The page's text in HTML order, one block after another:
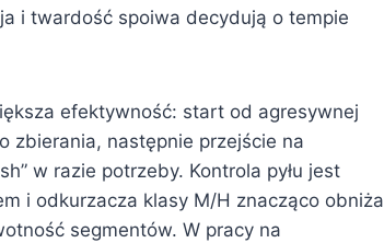
i twardość spoiwa decydują o tempie
efektywność: start od agresywnej
zbierania, następnie przejście na
w razie potrzeby. Kontrola pyłu jest
i odkurzacza klasy M/H znacząco obniża
segmentów. W pracy na